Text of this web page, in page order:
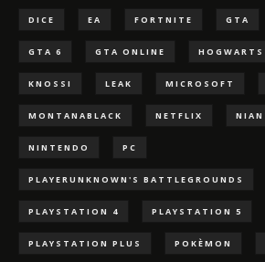
DICE EA FORTNITE GTA
GTA 6 GTA ONLINE HOGWARTS
KNOSSI LEAK MICROSOFT
MONTANABLACK NETFLIX
NINTENDO PC
PLAYERUNKNOWN'S BATTLEGROUNDS
PLAYSTATION 4 PLAYSTATION 5
PLAYSTATION PLUS POKÈMON